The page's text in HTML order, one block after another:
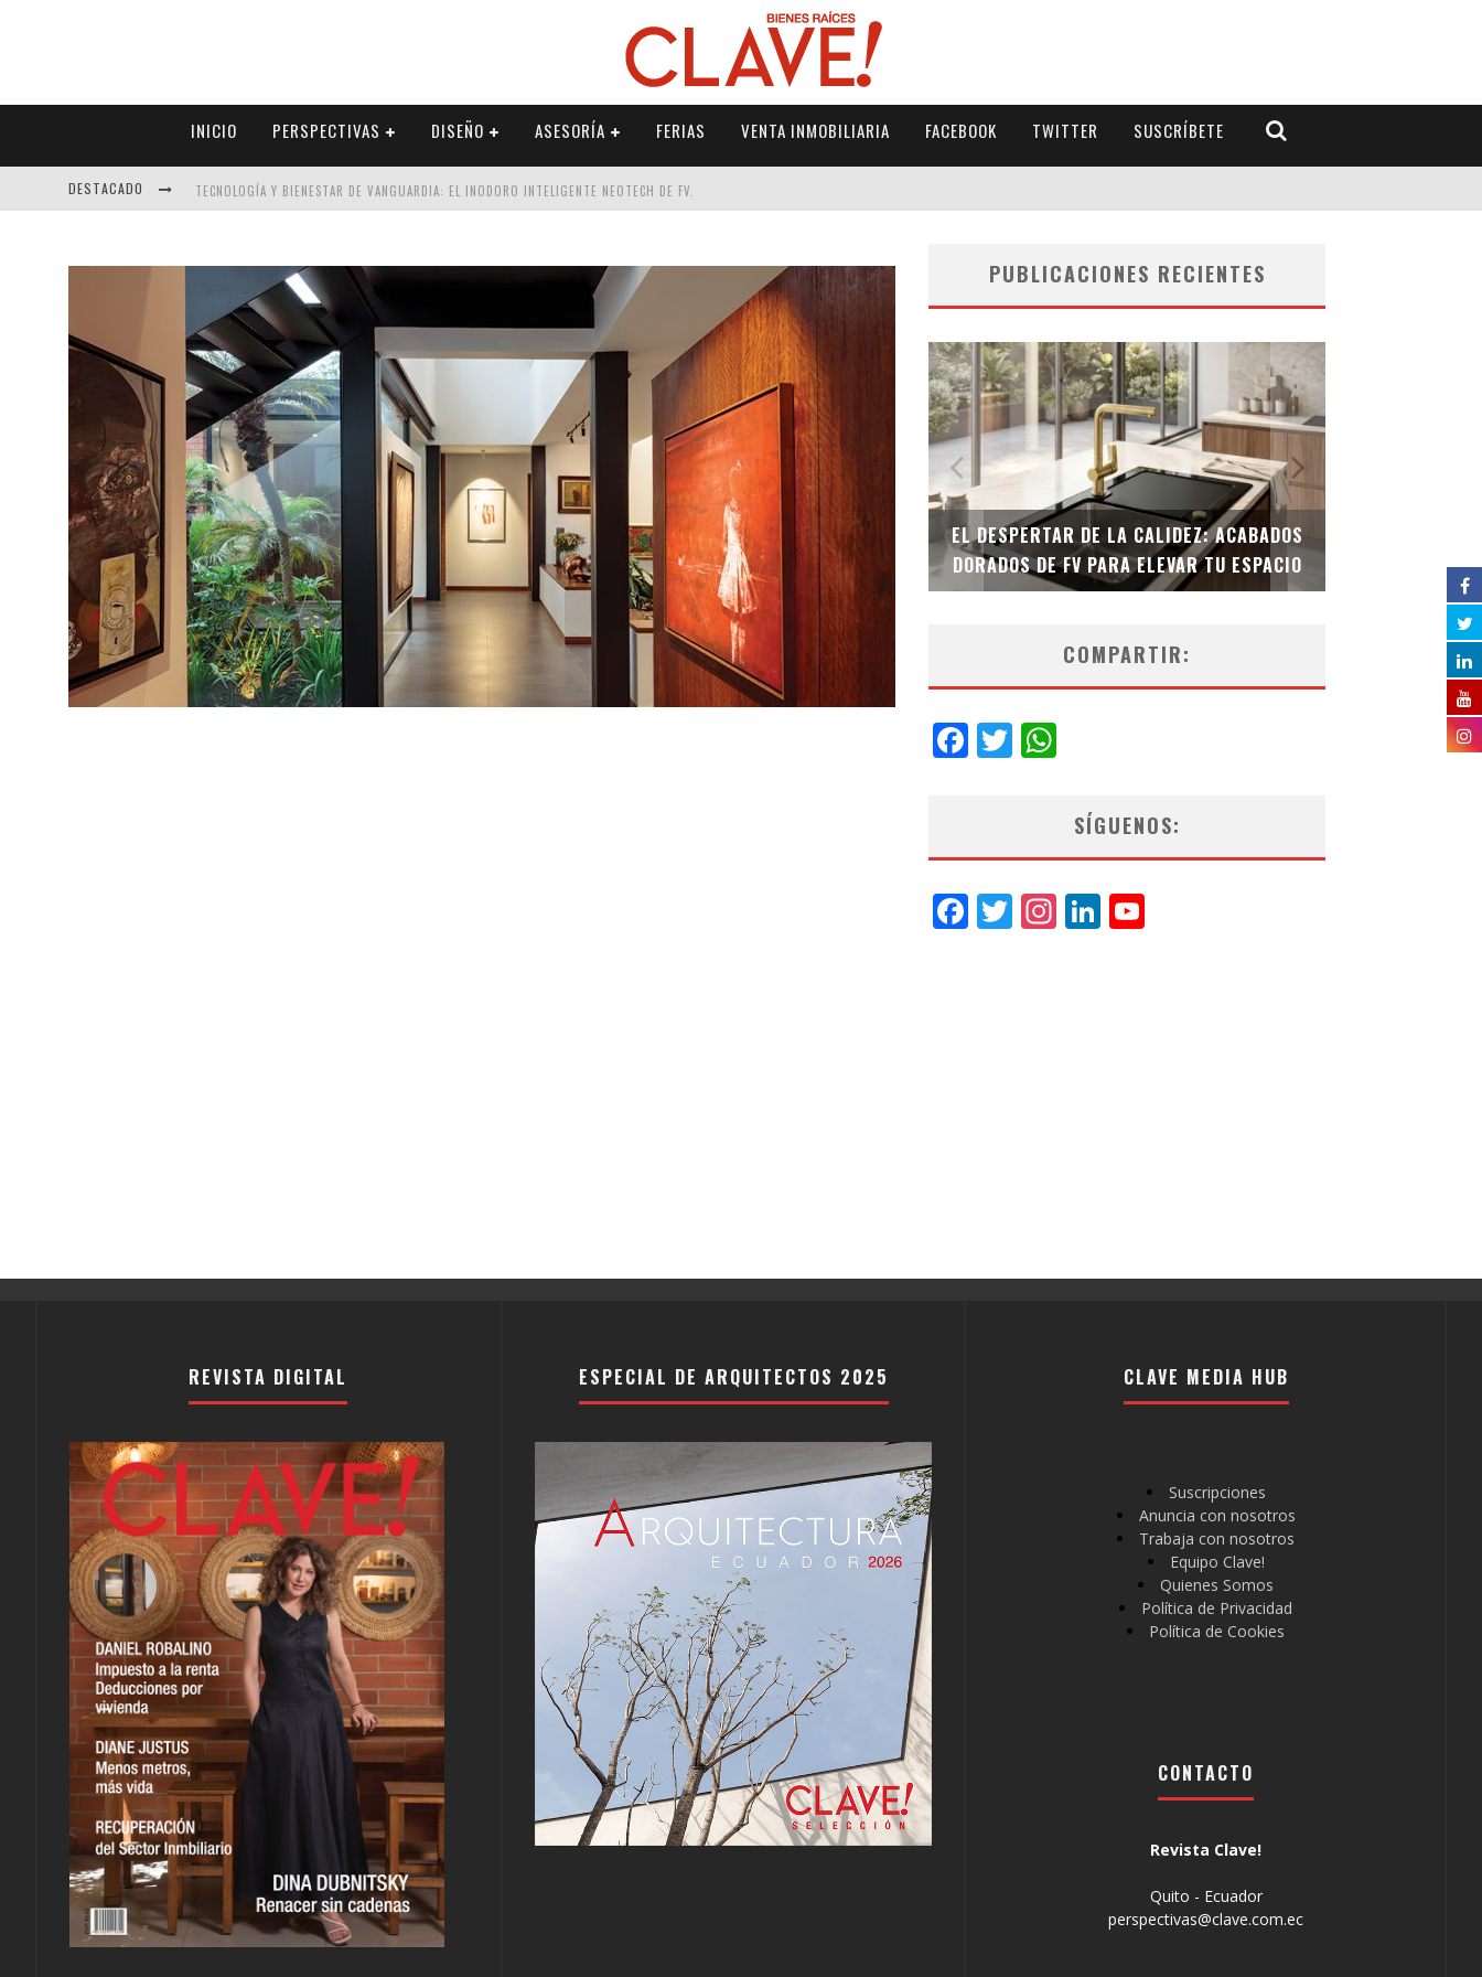
INICIO PERSPECTIVAS DISEÑO ASESORÍA FERIAS VENTA INMOBILIARIA FACEBOOK TWITTER SUSCRÍBETE
DESTACADO TECNOLOGÍA Y BIENESTAR DE VANGUARDIA: EL INODORO INTELIGENTE NEOTECH DE FV.
ALEXANDRA BEDOYA – LA CONSTANCIA DETRÁS DE LA PALETERÍA
EL DESPERTAR DE LA CALIDEZ: ACABADOS DORADOS DE FV PARA ELEVAR TU ESPACIO
PUBLICACIONES RECIENTES
SAINT-GOBAIN IMPTEK – XI CONVENCIÓN
INTERNACIONAL
EL DESPERTAR DE LA CALIDEZ: ACABADOS
DORADOS DE FV PARA ELEVAR TU ESPACIO
EL INODORO
COMPARTIR:
Facebook
Twitter
SÍGUENOS:
Facebook
Twitter
Instagram
LinkedIn
REVISTA DIGITAL ESPECIAL DE ARQUITECTOS 2025 CLAVE MEDIA HUB
Suscripciones
Anuncia con nosotros
Trabaja con nosotros
Equipo Clave!
Quienes Somos
Política de Privacidad
Política de Cookies
CONTACTO
Revista Clave!
Quito - Ecuador
perspectivas@clave.com.ec